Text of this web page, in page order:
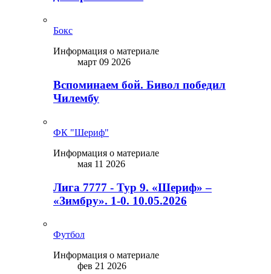
Бокс
Информация о материале
март 09 2026
Вспоминаем бой. Бивол победил
Чилембу
ФК "Шериф"
Информация о материале
мая 11 2026
Лига 7777 - Тур 9. «Шериф» –
«Зимбру». 1-0. 10.05.2026
Футбол
Информация о материале
фев 21 2026